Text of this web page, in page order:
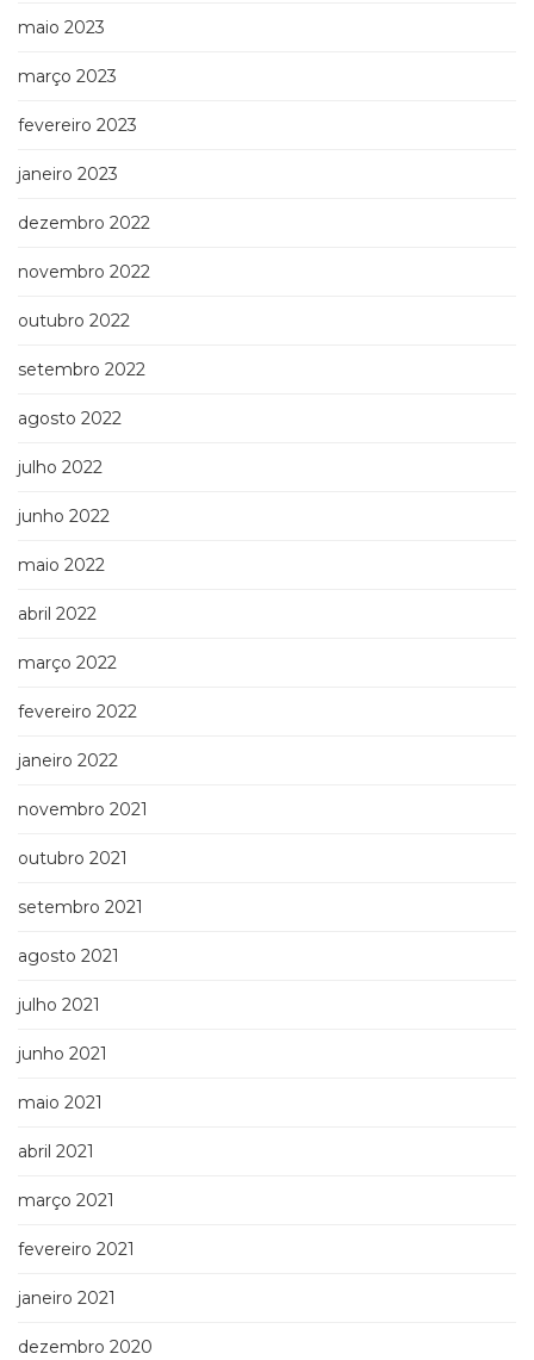
maio 2023
março 2023
fevereiro 2023
janeiro 2023
dezembro 2022
novembro 2022
outubro 2022
setembro 2022
agosto 2022
julho 2022
junho 2022
maio 2022
abril 2022
março 2022
fevereiro 2022
janeiro 2022
novembro 2021
outubro 2021
setembro 2021
agosto 2021
julho 2021
junho 2021
maio 2021
abril 2021
março 2021
fevereiro 2021
janeiro 2021
dezembro 2020